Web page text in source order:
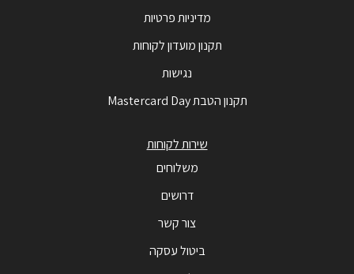
מדיניות פרטיות
תקנון מועדון לקוחות
נגישות
תקנון הטבת Mastercard Day
שירות לקוחות
משלוחים
דרושים
צור קשר
ביטול עסקה